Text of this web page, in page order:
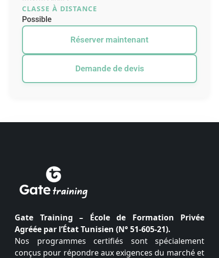
CLASSE À DISTANCE
Possible
Réserver maintenant
Demande de devis
Gate Training – École de Formation Privée
Agréée par l’État Tunisien (N° 51-605-21).
Nos programmes certifiés sont spécialement
conçus pour répondre aux exigences du marché et